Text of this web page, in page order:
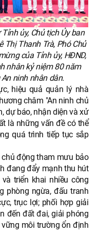
ủy, Chủ tịch Ủy ban
Thị Thanh Trà, Phó Chủ
của Tỉnh ủy, HĐND,
nhân kỷ niệm 80 năm
ninh nhân dân.
hiệu quả quản lý nhà
châm "An ninh chủ
dự báo, nhận diện và xử
là những vấn đề có thể
quá trình tiếp tục sắp
động tham mưu bảo
đang đẩy mạnh thu hút
triển khai nhiều công
phòng ngừa, đấu tranh
trục lợi; phối hợp giải
đến đất đai, giải phóng
môi trường ổn định